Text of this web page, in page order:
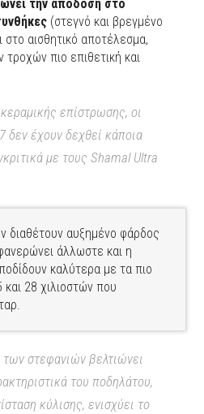
την απόδοση στο
(στεγνό και βρεγμένο
αισθητικό αποτέλεσμα,
πιο επιθετική και
επίστρωσης, οι
δεν έχουν δεχθεί κάποια
με τους Shamal Ultra
διαθέτουν αυξημένο φάρδος
άλλωστε και η
καλύτερα με τα πιο
28 χιλιοστών που
στεφανιών βελτιώνει
του ποδηλάτου,
κύλισης, ενισχύει το